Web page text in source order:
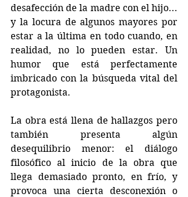
desafección de la madre con el hijo...
y la locura de algunos mayores por
estar a la última en todo cuando, en
realidad, no lo pueden estar. Un
humor que está perfectamente
imbricado con la búsqueda vital del
protagonista.
La obra está llena de hallazgos pero
también presenta algún
desequilibrio menor: el diálogo
filosófico al inicio de la obra que
llega demasiado pronto, en frío, y
provoca una cierta desconexión o